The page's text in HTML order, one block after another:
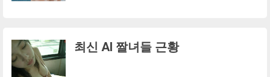
최신 AI 짤녀들 근황